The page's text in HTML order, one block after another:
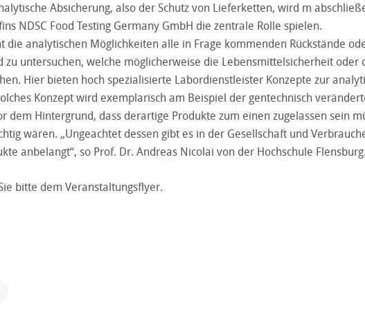
Absicherung, also der Schutz von Lieferketten, wird m
NDSC Food Testing Germany GmbH die zentrale Rolle spielen.
die analytischen Möglichkeiten alle in Frage kommenden Rückstände
untersuchen, welche möglicherweise die Lebensmittelsicherheit oder
Hier bieten hoch spezialisierte Labordienstleister Konzepte zur
Konzept wird exemplarisch am Beispiel der gentechnisch
dem Hintergrund, dass derartige Produkte zum einen zugelassen sein
wären. „Ungeachtet dessen gibt es in der Gesellschaft und
anbelangt“, so Prof. Dr. Andreas Nicolai von der Hochschule Flensburg.
bitte dem Veranstaltungsflyer.